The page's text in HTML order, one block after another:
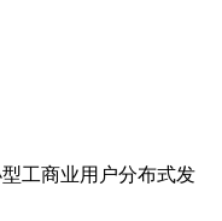
工商业用户分布式发